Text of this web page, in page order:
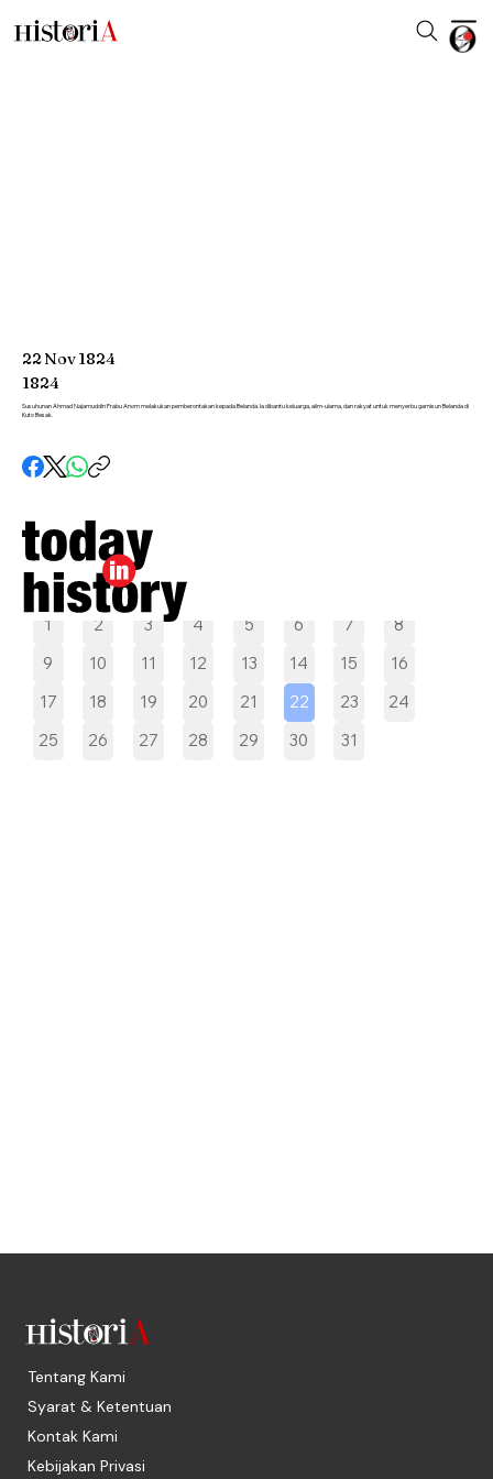
Pilih tanggal
1 2 3 4 5 6 7
8
9
10 11 12 13 14 15
16
17
18 19 20 21 22 23
24
25
26 27 28 29 30 31
22Nov1824
1824
Susuhunan Ahmad Najamuddin Prabu Anom melakukan pemberontakan kepada Belanda. Ia dibantu keluarga, alim-ulama, dan rakyat untuk menyerbu garnisun Belanda di
Kuto Besak.
Tentang Kami
Syarat & Ketentuan
Kontak Kami
Kebijakan Privasi